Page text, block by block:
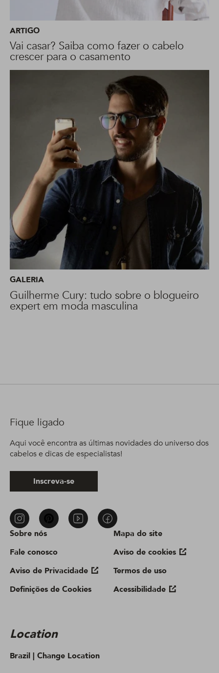
ARTIGO
Vai casar? Saiba como fazer o cabelo
crescer para o casamento
GALERIA
Guilherme Cury: tudo sobre o blogueiro
expert em moda masculina
Sobre nós
Fale conosco
Aviso de Privacidade
Definições de Cookies
Mapa do site
Aviso de cookies
Termos de uso
Acessibilidade
Location
Brazil | Change Location
Fique ligado
Aqui você encontra as últimas novidades do universo dos
cabelos e dicas de especialistas!
Inscreva-se